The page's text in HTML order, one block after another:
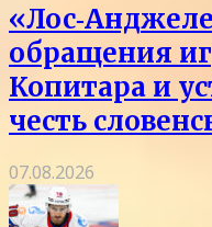
обращения
Копитара и
честь
07.08.2026